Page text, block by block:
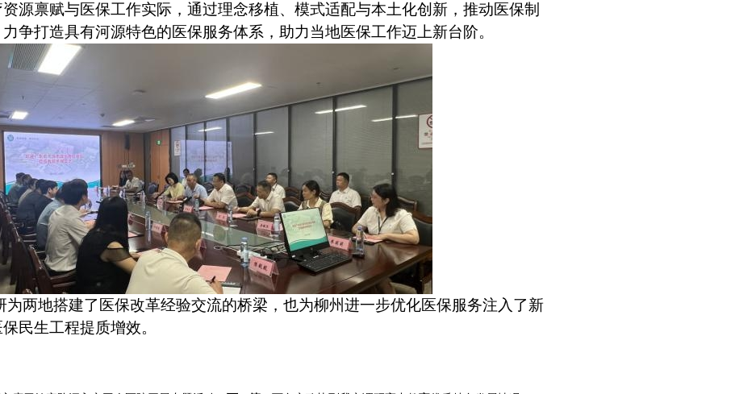
源禀赋与医保工作实际，通过理念移植、模式适配与本土化创新，推动医保制
争打造具有河源特色的医保服务体系，助力当地医保工作迈上新台阶。
为两地搭建了医保改革经验交流的桥梁，也为柳州进一步优化医保服务注入了新
民生工程提质增效。